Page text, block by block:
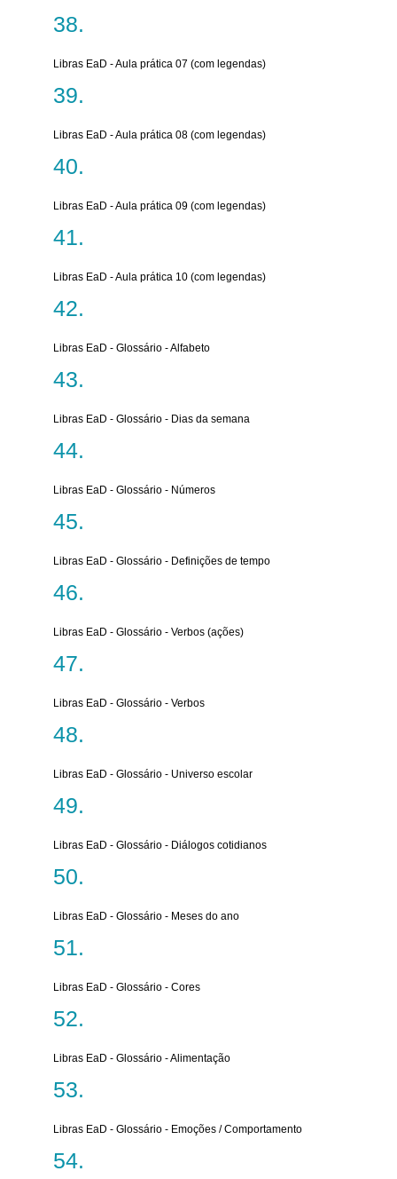
Libras EaD - Aula prática 07 (com legendas)
Libras EaD - Aula prática 08 (com legendas)
Libras EaD - Aula prática 09 (com legendas)
Libras EaD - Aula prática 10 (com legendas)
Libras EaD - Glossário - Alfabeto
Libras EaD - Glossário - Dias da semana
Libras EaD - Glossário - Números
Libras EaD - Glossário - Definições de tempo
Libras EaD - Glossário - Verbos (ações)
Libras EaD - Glossário - Verbos
Libras EaD - Glossário - Universo escolar
Libras EaD - Glossário - Diálogos cotidianos
Libras EaD - Glossário - Meses do ano
Libras EaD - Glossário - Cores
Libras EaD - Glossário - Alimentação
Libras EaD - Glossário - Emoções / Comportamento